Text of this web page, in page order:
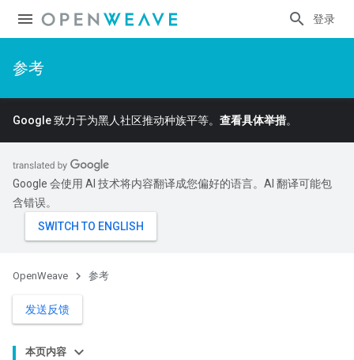
登录
参考
Google 致力于为黑人社区推动种族平等。 查看具体举措。
Google 会使用 AI 技术将内容翻译成您偏好的语言。AI 翻译可能包
含错误。
OpenWeave 参考
发送反馈
本页内容